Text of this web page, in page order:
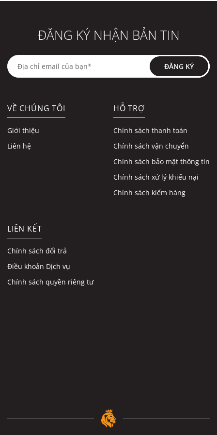
ĐĂNG KÝ NHẬN BẢN TIN
ĐĂNG KÝ
VỀ CHÚNG TÔI
Giới thiệu
Liên hệ
HỖ TRỢ
Chính sách thanh toán
Chính sách vận chuyển
Chính sách bảo mật thông tin
Chính sách xử lý khiếu nại
Chính sách kiểm hàng
LIÊN KẾT
Chính sách đổi trả
Điều khoản Dịch vụ
Chính sách quyền riêng tư